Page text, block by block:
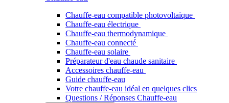
Chauffe-eau compatible photovoltaïque
Chauffe-eau électrique
Chauffe-eau thermodynamique
Chauffe-eau connecté
Chauffe-eau solaire
Préparateur d'eau chaude sanitaire
Accessoires chauffe-eau
Guide chauffe-eau
Votre chauffe-eau idéal en quelques clics
Questions / Réponses Chauffe-eau